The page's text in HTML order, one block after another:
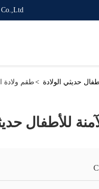
Co.,Ltd
طقم ولادة> حديثي الولادة
للأطفال